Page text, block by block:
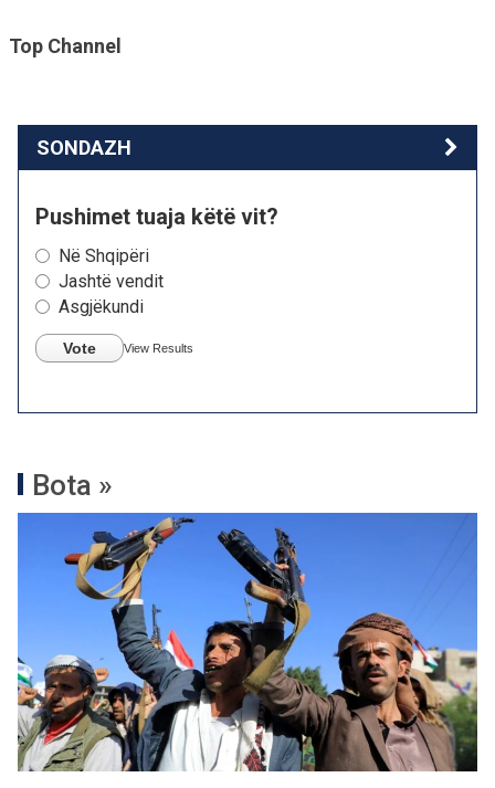
Top Channel
SONDAZH
Pushimet tuaja këtë vit?
Në Shqipëri
Jashtë vendit
Asgjëkundi
Vote View Results
Bota »